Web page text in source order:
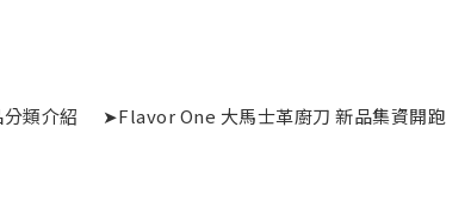
分類介紹 ➤Flavor One 大馬士革廚刀 新品集資開跑